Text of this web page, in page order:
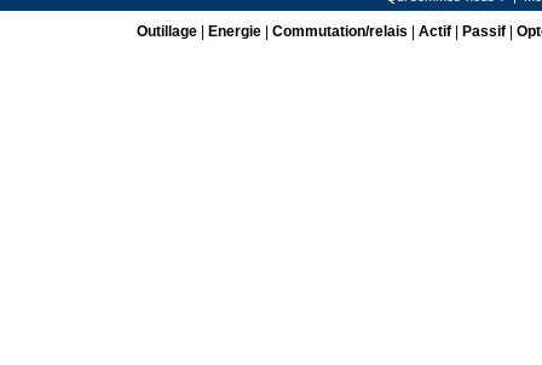
Outillage| Energie| Commutation/relais Actif| Passif|